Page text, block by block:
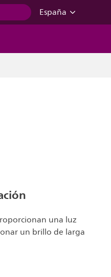
España
una luz
un brillo de larga